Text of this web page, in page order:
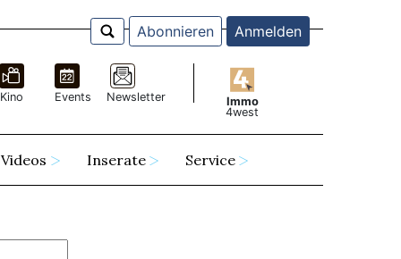
Abonnieren Anmelden
Kino Events Newsletter
Immo
4west
Videos Inserate Service